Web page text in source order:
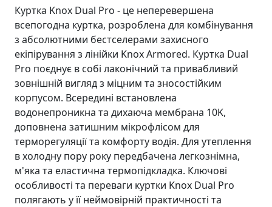
Куртка Knox Dual Pro - це неперевершена
всепогодна куртка, розроблена для комбінування
з абсолютними бестселерами захисного
екіпірування з лінійки Knox Armored. Куртка Dual
Pro поєднує в собі лаконічний та привабливий
зовнішній вигляд з міцним та зносостійким
корпусом. Всередині встановлена
водонепроникна та дихаюча мембрана 10K,
доповнена затишним мікрофлісом для
терморегуляції та комфорту водія. Для утеплення
в холодну пору року передбачена легкознімна,
м'яка та еластична термопідкладка. Ключові
особливості та переваги куртки Knox Dual Pro
полягають у її неймовірній практичності та